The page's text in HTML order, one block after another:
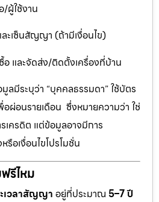
ผู้ใช้งาน
ะเซ็นสัญญา (ถ้ามีเงื่อนไข)
และจัดส่ง/ติดตั้งเครื่องที่บ้าน
ลมีระบุว่า “บุคคลธรรมดา” ใช้บัตร
ผ่อนรายเดือน ซึ่งหมายความว่า ใช่
เครดิต แต่ข้อมูลอาจมีการ
อเงื่อนไขโปรโมชั่น
รีไหม
เวลาสัญญา อยู่ที่ประมาณ 5–7 ปี